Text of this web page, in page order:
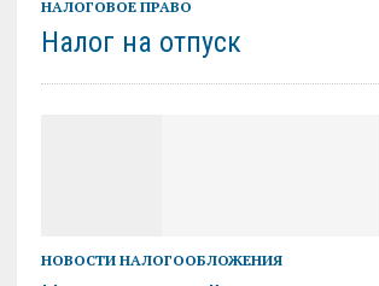
НАЛОГОВОЕ ПРАВО
Налог на отпуск
НОВОСТИ НАЛОГООБЛОЖЕНИЯ